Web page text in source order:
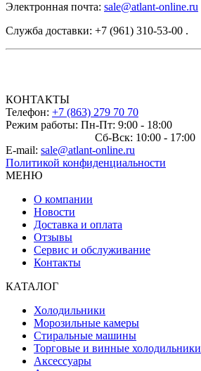
Электронная почта: sale@atlant-online.ru
Служба доставки: +7 (961) 310-53-00 .
КОНТАКТЫ
Телефон: +7 (863) 279 70 70
Режим работы: Пн-Пт: 9:00 - 18:00
Сб-Вск: 10:00 - 17:00
E-mail: sale@atlant-online.ru
Политикой конфиденциальности
МЕНЮ
О компании
Новости
Доставка и оплата
Отзывы
Сервис и обслуживание
Контакты
КАТАЛОГ
Холодильники
Морозильные камеры
Стиральные машины
Торговые и винные холодильники
Аксессуары